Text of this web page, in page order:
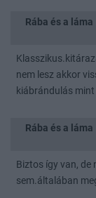
Rába és a láma
nem lesz akkor
kiábrándulás mint
Rába és a láma
Biztos így van, de
sem.általában